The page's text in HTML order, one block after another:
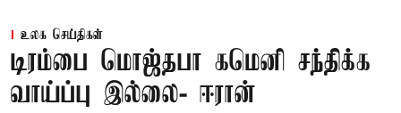
உலக செய்திகள்
டிரம்பை மொஜ்தபா கமெனி சந்திக்க
வாய்ப்பு இல்லை- ஈரான்